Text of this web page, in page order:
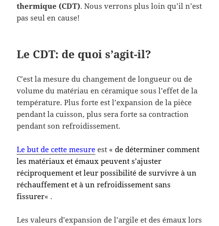
thermique (CDT). Nous verrons plus loin qu’il n’est
pas seul en cause!
Le CDT: de quoi s’agit-il?
C’est la mesure du changement de longueur ou de
volume du matériau en céramique sous l’effet de la
température. Plus forte est l’expansion de la pièce
pendant la cuisson, plus sera forte sa contraction
pendant son refroidissement.
Le but de cette mesure est «de déterminer comment
les matériaux et émaux peuvent s’ajuster
réciproquement et leur possibilité de survivre à un
réchauffement et à un refroidissement sans
fissurer« .
Les valeurs d’expansion de l’argile et des émaux lors